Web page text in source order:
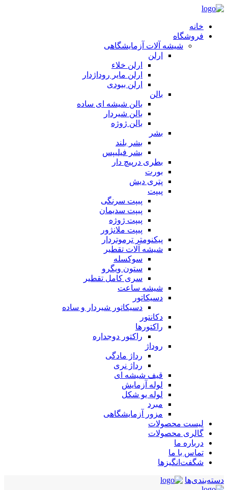
خانه
فروشگاه
شیشه آلات آزمایشگاهی
ارلن
ارلن خلاء
ارلن مایر روداژدار
ارلن بیودی
بالن
بالن شیشه ای ساده
بالن شیردار
بالن ژوژه
بشر
بشر بلند
بشر فیلیپس
بطری درپیچ دار
بورت
پتری دیش
پیپت
پیپت سرنگی
پیپت سدیمان
پیپت ژوژه
پیپت ملانژور
پیکنومتر ترموتردار
شیشه آلات تقطیر
سوکسله
ستون ویگرو
سری کامل تقطیر
شیشه ساعت
دسیکاتور
دسیکاتور شیردار و ساده
دکانتور
راکتورها
راکتور دوجداره
روداژ
رداژ مادگی
رداژ نری
قیف شیشه ای
لوله آزمایش
لوله یو شکل
مبرد
مزور آزمایشگاهی
لیست محصولات
گالری محصولات
درباره ما
تماس با ما
شگفت‌انگیزها
دسته‌بندی‌ها